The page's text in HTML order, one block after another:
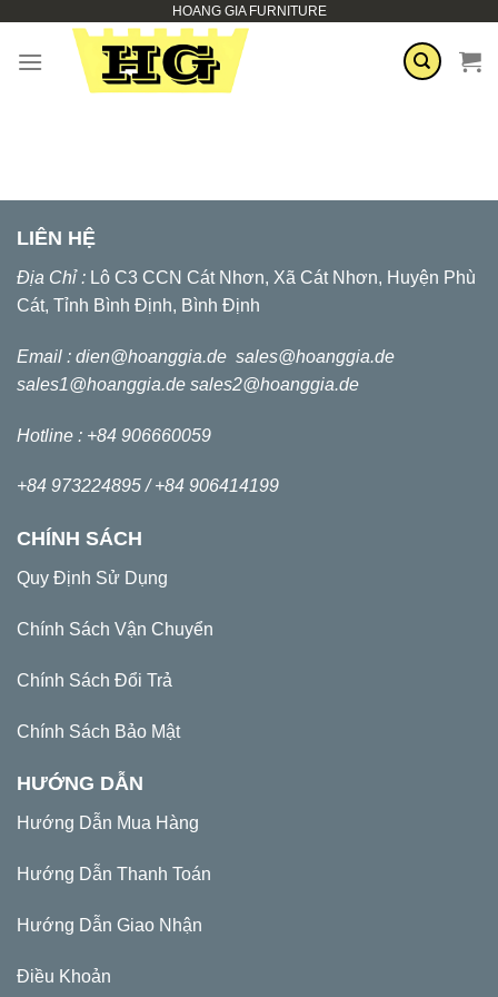
content
HOANG GIA FURNITURE
LIÊN HỆ
Địa Chỉ : Lô C3 CCN Cát Nhơn, Xã Cát Nhơn, Huyện Phù
Cát, Tỉnh Bình Định, Bình Định
Email : dien@hoanggia.de sales@hoanggia.de
sales1@hoanggia.de sales2@hoanggia.de
Hotline : +84 906660059
+84 973224895 /+84 906414199
CHÍNH SÁCH
Quy Định Sử Dụng
Chính Sách Vận Chuyển
Chính Sách Đổi Trả
Chính Sách Bảo Mật
HƯỚNG DẪN
Hướng Dẫn Mua Hàng
Hướng Dẫn Thanh Toán
Hướng Dẫn Giao Nhận
Điều Khoản